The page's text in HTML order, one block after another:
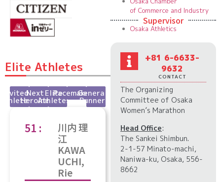
Elite Athletes
InvitedNext
Heroine
Elite
Athletes
Pacemaker
General
Runner
51 :
川内 理
江
KAWA
UCHI,
Rie
of Commerce and Industry
Supervisor
Osaka Athletics
+81 6-6633-
9632
CONTACT
The Organizing
Committee of Osaka
Women’s Marathon
Head Office:
The Sankei Shimbun.
2-1-57 Minato-machi,
Naniwa-ku, Osaka, 556-
8662